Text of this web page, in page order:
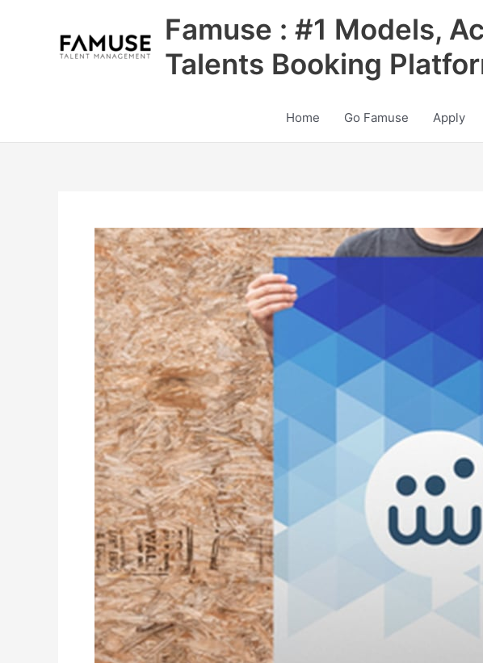
Famuse : #1 Models,
Talents Booking
Home Go Famuse Apply